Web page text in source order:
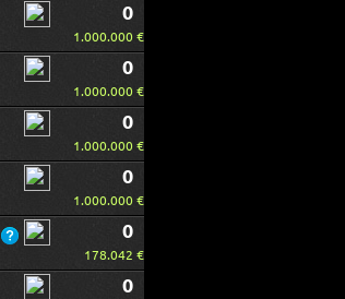
0
1.000.000 €
0
1.000.000 €
0
1.000.000 €
0
1.000.000 €
0
178.042 €
0